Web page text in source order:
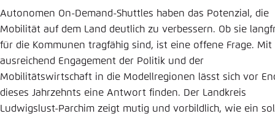
Autonomen On-Demand-Shuttles haben das Potenzial, die
Mobilität auf dem Land deutlich zu verbessern. Ob sie
für die Kommunen tragfähig sind, ist eine offene Frage. Mit
ausreichend Engagement der Politik und der
Mobilitätswirtschaft in die Modellregionen lässt sich vor
dieses Jahrzehnts eine Antwort finden. Der Landkreis
Ludwigslust-Parchim zeigt mutig und vorbildlich, wie ein